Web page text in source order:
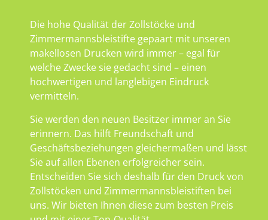
Die hohe Qualität der Zollstöcke und
Zimmermannsbleistifte gepaart mit unseren
makellosen Drucken wird immer – egal für
welche Zwecke sie gedacht sind – einen
hochwertigen und langlebigen Eindruck
vermitteln.
Sie werden den neuen Besitzer immer an Sie
erinnern. Das hilft Freundschaft und
Geschäftsbeziehungen gleichermaßen und lässt
Sie auf allen Ebenen erfolgreicher sein.
Entscheiden Sie sich deshalb für den Druck von
Zollstöcken und Zimmermannsbleistiften bei
uns. Wir bieten Ihnen diese zum besten Preis